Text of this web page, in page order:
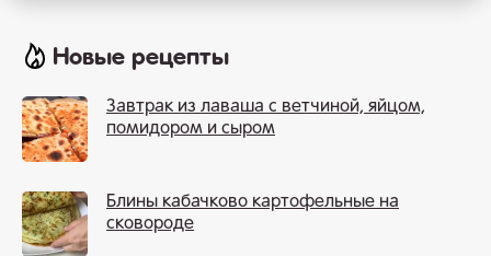
Новые рецепты
Завтрак из лаваша с ветчиной, яйцом,
помидором и сыром
Блины кабачково картофельные на
сковороде